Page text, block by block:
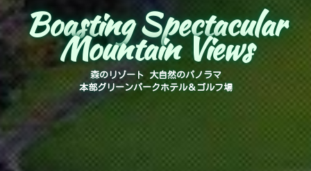
Boasting Spectacular
Mountain Views
森のリゾート 大自然のパノラマ
本部グリーンパークホテル＆ゴルフ場